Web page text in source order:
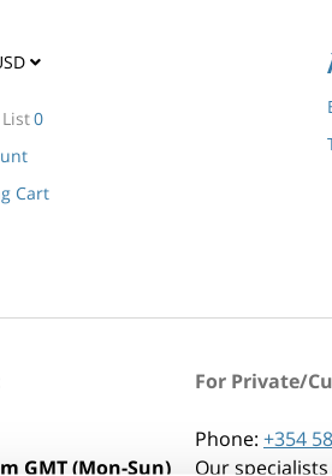
0
Cart
GMT (Mon-Sun)
For Private/
Phone: +354
Our